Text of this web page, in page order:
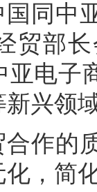
同中
贸部
电子
兴领
作的
，简